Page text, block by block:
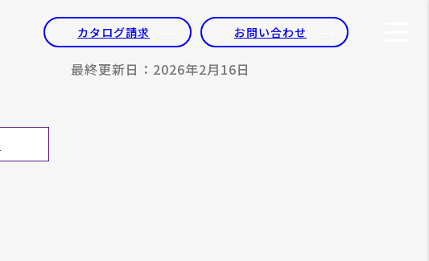
カタログ請求 お問い合わせ
最終更新日：2026年2月16日